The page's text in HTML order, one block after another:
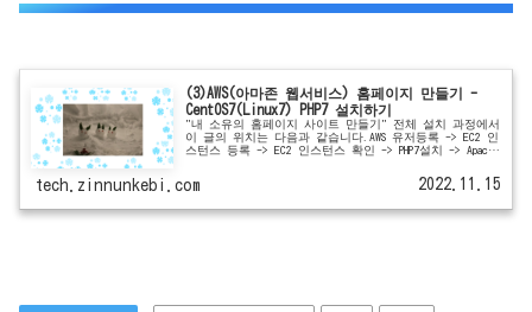
(3)AWS(아마존 웹서비스) 홈페이지 만들기 -
CentOS7(Linux7) PHP7 설치하기
"내 소유의 홈페이지 사이트 만들기" 전체 설치 과정에서
이 글의 위치는 다음과 같습니다.AWS 유저등록 -> EC2 인
스턴스 등록 -> EC2 인스턴스 확인 -> PHP7설치 -> Apache
tech.zinnunkebi.com 2022.11.15